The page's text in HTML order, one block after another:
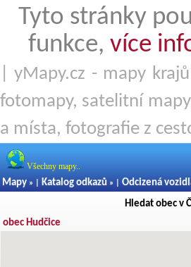
Tyto stránky
funkce, více
| yMapy.cz - mapy
fotomapy, satelitní
a místa, fotografie z
Všechny mapy..
Mapy » | Katalog odkazů » | Odcizená
Hledat obec v
obec Hudčice